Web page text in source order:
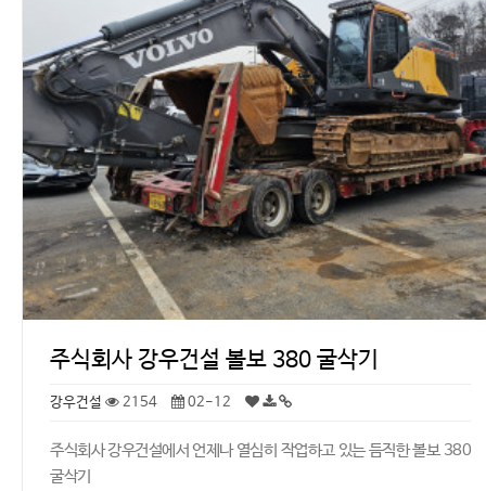
주식회사 강우건설 볼보 380 굴삭기
강우건설 2154 02-12
주식회사 강우건설에서 언제나 열심히 작업하고 있는 듬직한 볼보 380
굴삭기